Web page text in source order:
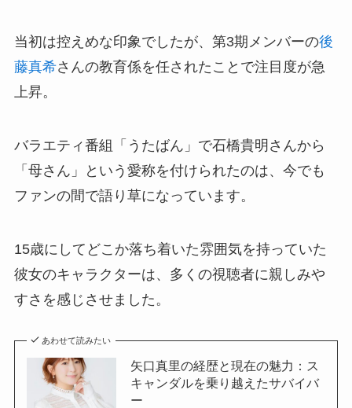
当初は控えめな印象でしたが、第3期メンバーの後
藤真希さんの教育係を任されたことで注目度が急
上昇。
バラエティ番組「うたばん」で石橋貴明さんから
「母さん」という愛称を付けられたのは、今でも
ファンの間で語り草になっています。
15歳にしてどこか落ち着いた雰囲気を持っていた
彼女のキャラクターは、多くの視聴者に親しみや
すさを感じさせました。
あわせて読みたい
矢口真里の経歴と現在の魅力：ス
キャンダルを乗り越えたサバイバ
ー